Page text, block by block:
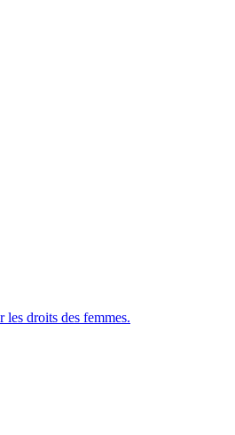
droits des femmes.